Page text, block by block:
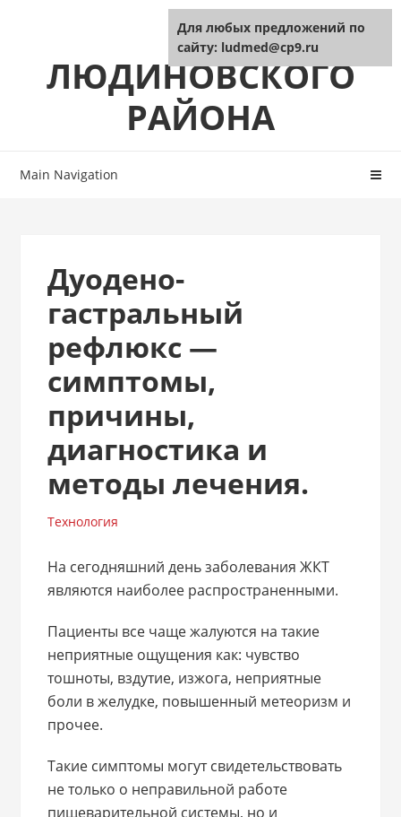
ЦРБ
ЛЮДИНОВСКОГО
РАЙОНА
Main Navigation
Дуодено-
гастральный
рефлюкс —
симптомы,
причины,
диагностика и
методы лечения.
Технология
На сегодняшний день заболевания ЖКТ
являются наиболее распространенными.
Пациенты все чаще жалуются на такие
неприятные ощущения как: чувство
тошноты, вздутие, изжога, неприятные
боли в желудке, повышенный метеоризм и
прочее.
Такие симптомы могут свидетельствовать
не только о неправильной работе
пищеварительной системы, но и
Для любых предложений по
сайту: ludmed@cp9.ru